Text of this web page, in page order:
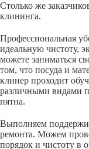
Столько же
клининга.
Профессиональная
идеальную чистоту,
можете заниматься
том, что посуда и
клинер проходит
различными видами
пятна.
Выполняем
ремонта. Можем
порядок и чистоту в